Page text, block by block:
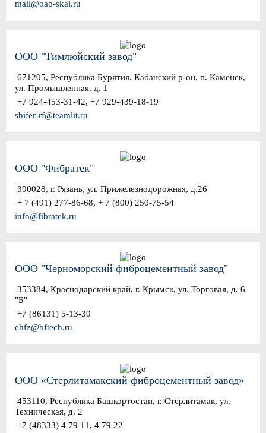
mail@oao-skai.ru
ООО "Тимлюйский завод"
671205, Республика Бурятия, Кабанский р-он, п. Каменск,
ул. Промышленная, д. 1
+7 924-453-31-42, +7 929-439-18-19
shifer-rf@teamlit.ru
ООО "Фибратек"
390028, г. Рязань, ул. Прижелезнодорожная, д.26
+ 7 (491) 277-86-68, + 7 (800) 250-75-54
info@fibratek.ru
ООО "Черноморский фиброцементный завод"
353384, Краснодарский край, г. Крымск, ул. Торговая, д. 6
"Б"
+7 (86131) 5-13-30
chfz@bftech.ru
ООО «Стерлитамакский фиброцементный завод»
453110, Республика Башкортостан, г. Стерлитамак, ул.
Техническая, д. 2
+7 (48333) 4 79 11, 4 79 22